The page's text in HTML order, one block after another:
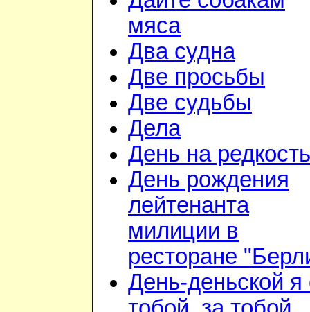
мяса
Два судна
Две просьбы
Две судьбы
Дела
День на редкость
День рождения
лейтенанта
милиции в
ресторане
День-деньской я